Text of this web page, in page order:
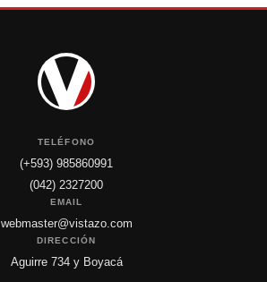
TELÉFONO
(+593) 985860991
(042) 2327200
EMAIL
webmaster@vistazo.com
DIRECCIÓN
Aguirre 734 y Boyacá